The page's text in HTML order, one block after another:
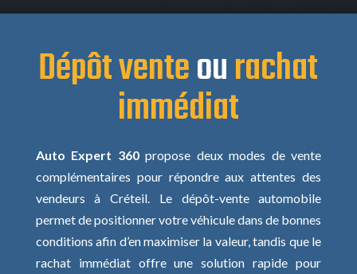
Dépôt venteourachat
immédiat
Auto Expert 360propose deux modes de vente
complémentaires pour répondre aux attentes des
vendeurs à Créteil. Le dépôt-vente automobile
permet de positionner votre véhicule dans de bonnes
conditions afin d’en maximiser la valeur, tandis que le
rachat immédiat offre une solution rapide pour